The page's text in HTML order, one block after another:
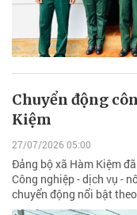
Chuyển động
Kiệm
27/07/2026 05:00
Đảng bộ xã Hàm Kiệm
Công nghiệp - dịch vụ -
chuyển động nổi bật